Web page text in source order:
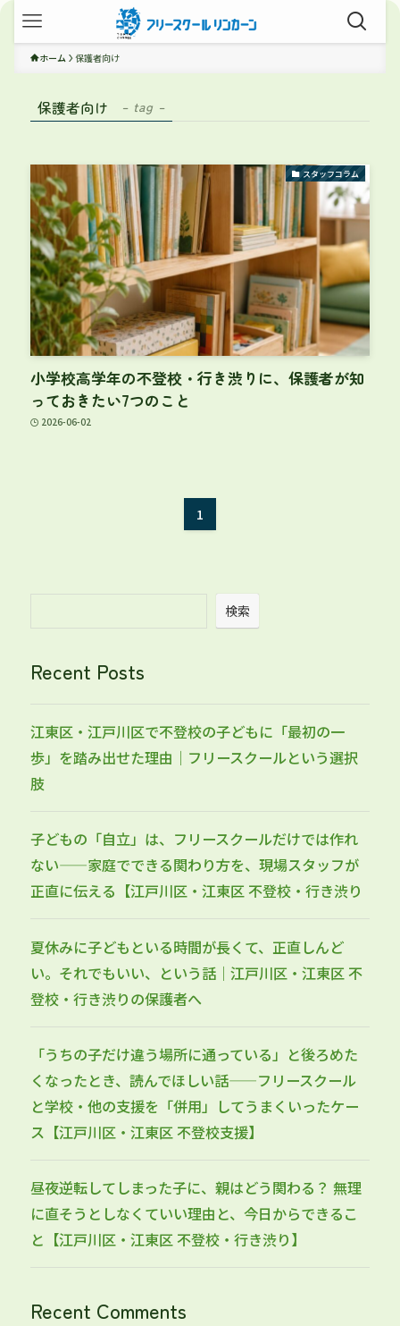
ホーム 保護者向け
保護者向け – tag –
スタッフコラム
小学校高学年の不登校・行き渋りに、保護者が知
っておきたい7つのこと
2026-06-02
1
検索
Recent Posts
江東区・江戸川区で不登校の子どもに「最初の一
歩」を踏み出せた理由｜フリースクールという選択
肢
子どもの「自立」は、フリースクールだけでは作れ
ない——家庭でできる関わり方を、現場スタッフが
正直に伝える【江戸川区・江東区 不登校・行き渋り
夏休みに子どもといる時間が長くて、正直しんど
い。それでもいい、という話｜江戸川区・江東区 不
登校・行き渋りの保護者へ
「うちの子だけ違う場所に通っている」と後ろめた
くなったとき、読んでほしい話——フリースクール
と学校・他の支援を「併用」してうまくいったケー
ス【江戸川区・江東区 不登校支援】
昼夜逆転してしまった子に、親はどう関わる？ 無理
に直そうとしなくていい理由と、今日からできるこ
と【江戸川区・江東区 不登校・行き渋り】
Recent Comments